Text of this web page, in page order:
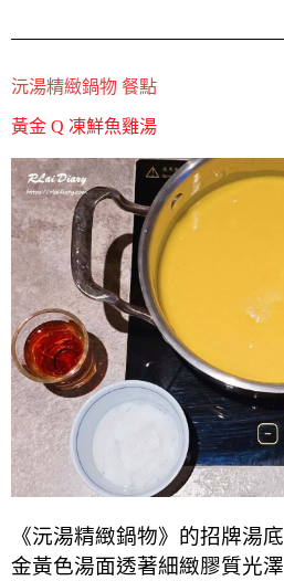
沅湯精緻鍋物 餐點
黃金 Q 凍鮮魚雞湯
《沅湯精緻鍋物》的招牌湯底
金黃色湯面透著細緻膠質光澤